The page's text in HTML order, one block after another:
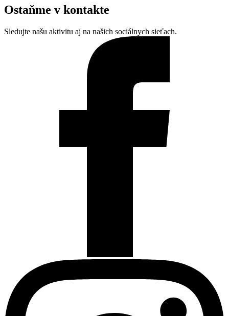
Ostaňme v kontakte
Sledujte našu aktivitu aj na našich sociálnych sieťach.